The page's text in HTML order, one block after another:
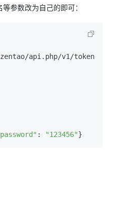
参数改为自己的即可：
api.php/v1/tokens
: "123456"